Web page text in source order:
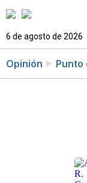
6 de agosto de 2026
Opinión Punto